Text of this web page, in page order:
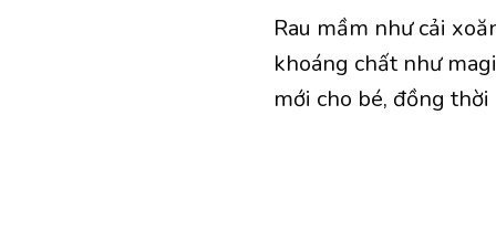
Rau mầm như cải
khoáng chất như
mới cho bé, đồng